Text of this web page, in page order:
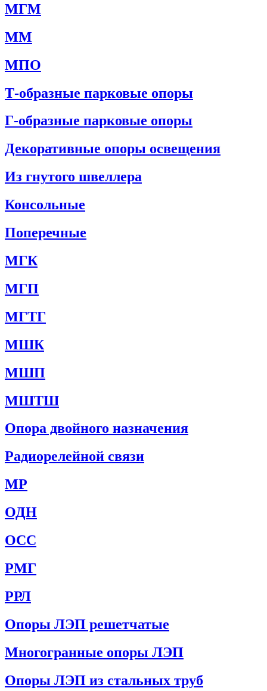
МГМ
ММ
МПО
Т-образные парковые опоры
Г-образные парковые опоры
Декоративные опоры освещения
Из гнутого швеллера
Консольные
Поперечные
МГК
МГП
МГТГ
МШК
МШП
МШТШ
Опора двойного назначения
Радиорелейной связи
МР
ОДН
ОСС
РМГ
РРЛ
Опоры ЛЭП решетчатые
Многогранные опоры ЛЭП
Опоры ЛЭП из стальных труб